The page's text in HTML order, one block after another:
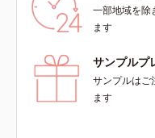
一部地域を除
ます
サンプルプ
サンプルはご
ます